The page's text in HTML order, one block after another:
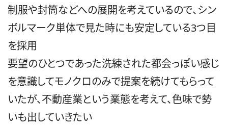
制服や封筒などへの展開を考えているので、シン
ボルマーク単体で見た時にも安定している3つ目
を採用
要望のひとつであった洗練された都会っぽい感じ
を意識してモノクロのみで提案を続けてもらって
いたが、不動産業という業態を考えて、色味で勢
いも出していきたい